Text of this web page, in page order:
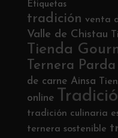
Etiquetas
tradición venta
Valle de Chistau
Tienda
Ternera Parda
de carne Ainsa
online
tradición culinaria
ternera sostenible